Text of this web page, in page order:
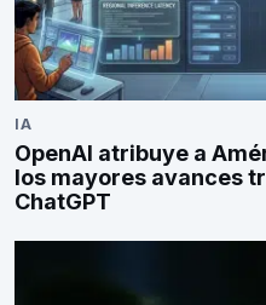
IA
OpenAI atribuye a
los mayores avances
ChatGPT